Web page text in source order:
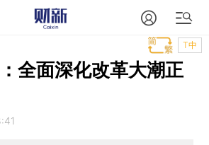
T中
全面深化改革大潮正